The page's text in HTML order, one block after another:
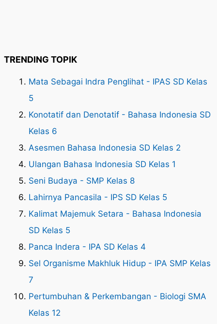
TRENDING TOPIK
Mata Sebagai Indra Penglihat - IPAS SD Kelas
5
Konotatif dan Denotatif - Bahasa Indonesia SD
Kelas 6
Asesmen Bahasa Indonesia SD Kelas 2
Ulangan Bahasa Indonesia SD Kelas 1
Seni Budaya - SMP Kelas 8
Lahirnya Pancasila - IPS SD Kelas 5
Kalimat Majemuk Setara - Bahasa Indonesia
SD Kelas 5
Panca Indera - IPA SD Kelas 4
Sel Organisme Makhluk Hidup - IPA SMP Kelas
7
Pertumbuhan & Perkembangan - Biologi SMA
Kelas 12